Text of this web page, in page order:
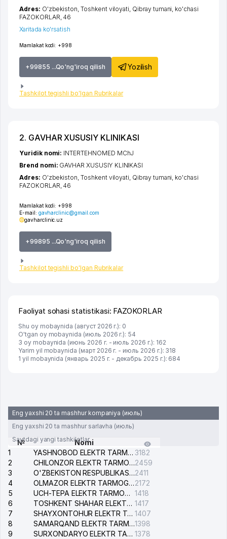
Mamlakat kodi: +998
+99855 ...Qo'ng'iroq qilish Yozilish
Tashkilot tegishli bo'lgan Rubrikalar
Adres: O'zbekiston,Toshkent viloyati, Qibray tumani, ko'chasi
FAZOKORLAR, 46
Xaritada ko'rsatish
2. GAVHAR XUSUSIY KLINIKASI
Mamlakat kodi: +998
E-mail: gavharclinic@gmail.com
gavharclinic.uz
+99895 ...Qo'ng'iroq qilish
Tashkilot tegishli bo'lgan Rubrikalar
Yuridik nomi: INTERTEHNOMED MChJ
Brend nomi: GAVHAR XUSUSIY KLINIKASI
Adres: O'zbekiston,Toshkent viloyati, Qibray tumani, ko'chasi
FAZOKORLAR, 46
Faoliyat sohasi statistikasi: FAZOKORLAR
Shu oy mobaynida (август 2026 г.): 0
O'tgan oy mobaynida (июль 2026 г.): 54
3 oy mobaynida (июнь 2026 г. - июль 2026 г.): 162
Yarim yil mobaynida (март 2026 г. - июль 2026 г.): 318
1 yil mobaynida (январь 2025 г. - декабрь 2025 г.): 684
Eng yaxshi 20 ta mashhur kompaniya (июль)
Eng yaxshi 20 ta mashhur sarlavha (июль)
Saytdagi yangi tashkilotlar
№
Nomi
1
YASHNOBOD ELEKTR TARMOG'I NOSOZLIKLARI XIZMATI 3182
2
CHILONZOR ELEKTR TARMOG'I NOSOZLIK XIZMATI2459
3
O'ZBEKISTON RESPUBLIKASI BOSH PROKURATURASI ISHONCH TELEFONI2411
4
OLMAZOR ELEKTR TARMOG'I NOSOZLIKLARI XIZMATI2172
5
UCH-TEPA ELEKTR TARMOG'I NOSOZLIKLARI XIZMATI 1418
6
TOSHKENT SHAHAR ELEKTR TARMOQLARI KORXONASI AJ 1417
7
SHAYXONTOHUR ELEKTR TARMOG'I NOSOZLIKLARINI TUZATISH XIZMATI 1407
8
SAMARQAND ELEKTR TARMOQLARI AJ1398
9
SURXONDARYO ELEKTR TARMOQLARI AJ 1378